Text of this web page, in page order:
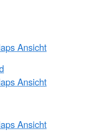
Ansicht
Ansicht
Ansicht